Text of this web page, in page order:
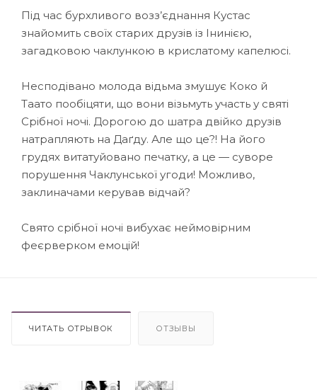
Під час бурхливого возз’єднання Кустас
знайомить своїх старих друзів із Інинією,
загадковою чаклункою в крислатому капелюсі.
Несподівано молода відьма змушує Коко й
Таато пообіцяти, що вони візьмуть участь у святі
Срібної ночі. Дорогою до шатра двійко друзів
натрапляють на Даґду. Але що це?! На його
грудях витатуйовано печатку, а це — суворе
порушення Чаклунської угоди! Можливо,
заклиначами керував відчай?
Свято срібної ночі вибухає неймовірним
феєрверком емоцій!
ЧИТАТЬ ОТРЫВОК ОТЗЫВЫ